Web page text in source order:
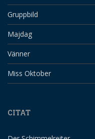
Gruppbild
Majdag
Vänner
Miss Oktober
CITAT